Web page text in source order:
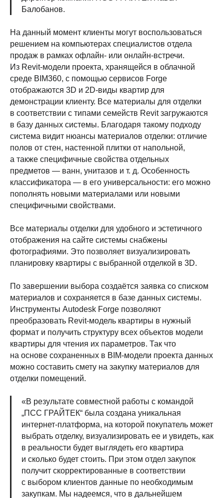
Балобанов.
На данный момент клиенты могут воспользоваться
решением на компьютерах специалистов отдела
продаж в рамках офлайн- или онлайн-встречи.
Из Revit-модели проекта, хранящейся в облачной
среде BIM360, с помощью сервисов Forge
отображаются 3D и 2D-виды квартир для
демонстрации клиенту. Все материалы для отделки
в соответствии с типами семейств Revit загружаются
в базу данных системы. Благодаря такому подходу
система видит нюансы материалов отделки: отличие
полов от стен, настенной плитки от напольной,
а также специфичные свойства отдельных
предметов — ванн, унитазов и т. д. Особенность
классификатора — в его универсальности: его можно
пополнять новыми материалами или новыми
специфичными свойствами.
Все материалы отделки для удобного и эстетичного
отображения на сайте системы снабжены
фотографиями. Это позволяет визуализировать
планировку квартиры с выбранной отделкой в 3D.
По завершении выбора создаётся заявка со списком
материалов и сохраняется в базе данных системы.
Инструменты Autodesk Forge позволяют
преобразовать Revit-модель квартиры в нужный
формат и получить структуру всех объектов модели
квартиры для чтения их параметров. Так что
на основе сохраненных в BIM-модели проекта данных
можно составить смету на закупку материалов для
отделки помещений.
«В результате совместной работы с командой
„ПСС ГРАЙТЕК“ была создана уникальная
интернет-платформа, на которой покупатель может
выбрать отделку, визуализировать ее и увидеть, как
в реальности будет выглядеть его квартира
и сколько будет стоить. При этом отдел закупок
получит скорректированные в соответствии
с выбором клиентов данные по необходимым
закупкам. Мы надеемся, что в дальнейшем